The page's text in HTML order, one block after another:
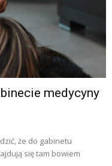
medycyny
że do gabinetu
się tam bowiem